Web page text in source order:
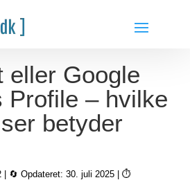
eller Google
Profile – hvilke
betyder
| 🔄 Opdateret: 30. juli 2025 | ⏱️